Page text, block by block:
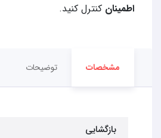
اطمینان کنترل کنید.
مشخصات توضیحات
بازگشایی